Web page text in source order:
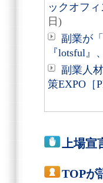
ックオフ
日)
副業が
『lotsful
副業人
策EXPO［
上場宣
TOPが